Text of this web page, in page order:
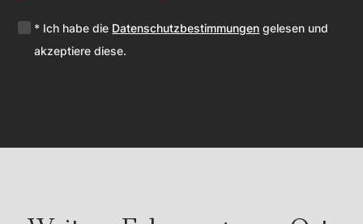
* Ich habe die Datenschutzbestimmungen gelesen und
akzeptiere diese.